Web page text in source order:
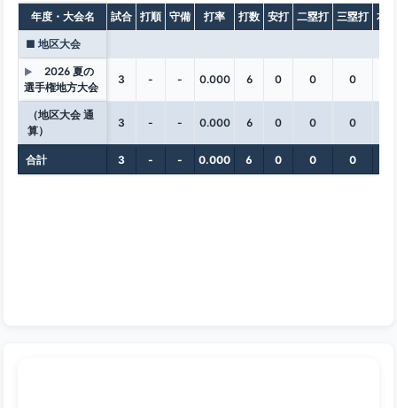
年度・大会名 試合 打順 守備 打率 打数 安打 二塁打 三塁打 本
■ 地区大会
▶
2026 夏の
選手権地方大会
3 - - 0.000 6 0 0 0
（地区大会 通
算）
3 - - 0.000 6 0 0 0
合計 3 - - 0.000 6 0 0 0